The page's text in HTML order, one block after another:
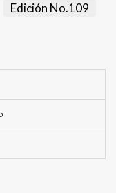
Edición No.109